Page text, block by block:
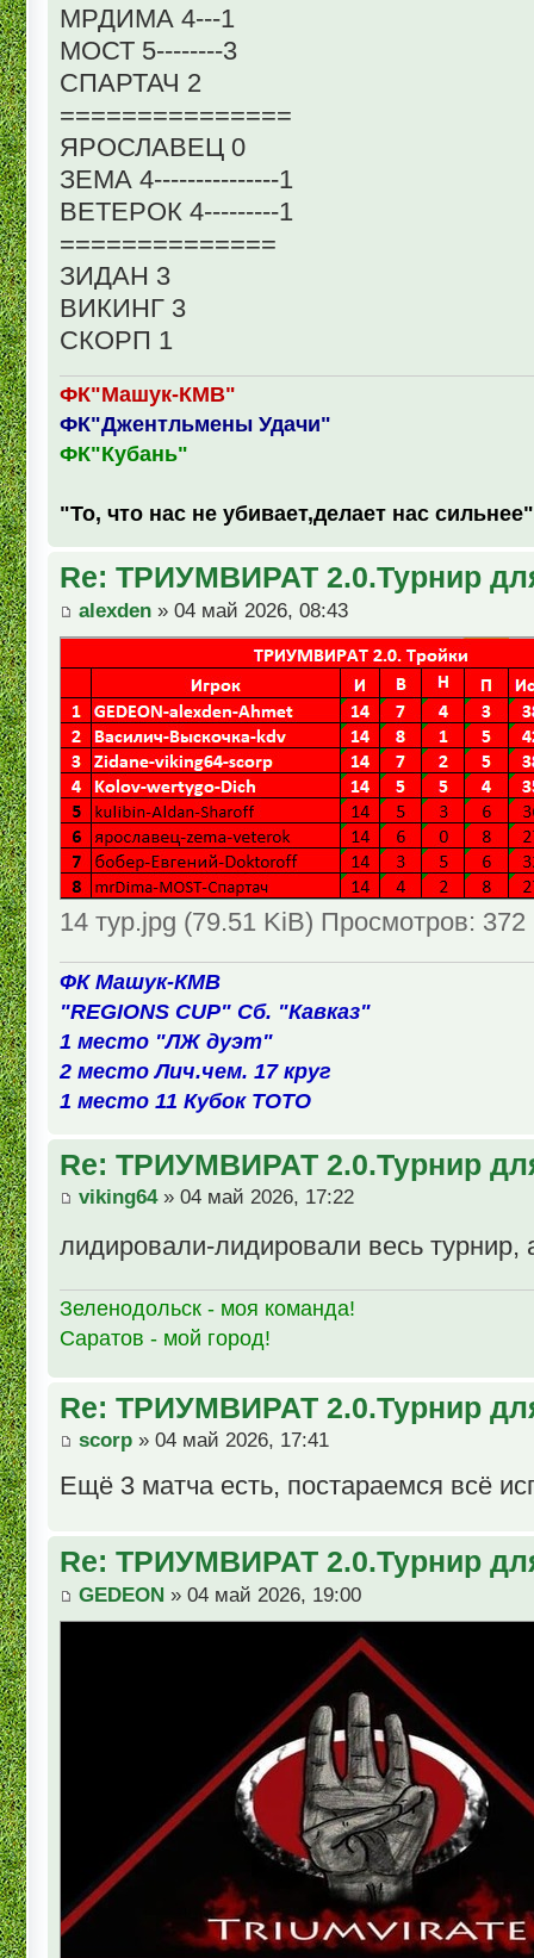
МРДИМА 4---1
МОСТ 5--------3
СПАРТАЧ 2
===============
ЯРОСЛАВЕЦ 0
ЗЕМА 4---------------1
ВЕТЕРОК 4---------1
==============
ЗИДАН 3
ВИКИНГ 3
СКОРП 1
ФК"Машук-КМВ"
ФК"Джентльмены Удачи"
ФК"Кубань"
"То, что нас не убивает,делает нас сильнее"
Re: ТРИУМВИРАТ 2.0.Турнир
alexden » 04 май 2026, 08:43
14 тур.jpg (79.51 KiB) Просмотров: 372
ФК Машук-КМВ
"REGIONS CUP" Сб. "Кавказ"
1 место "ЛЖ дуэт"
2 место Лич.чем. 17 круг
1 место 11 Кубок ТОТО
Re: ТРИУМВИРАТ 2.0.Турнир
viking64» 04 май 2026, 17:22
лидировали-лидировали весь турнир,
Зеленодольск - моя команда!
Саратов - мой город!
Re: ТРИУМВИРАТ 2.0.Турнир
scorp » 04 май 2026, 17:41
Ещё 3 матча есть, постараемся всё
Re: ТРИУМВИРАТ 2.0.Турнир
GEDEON » 04 май 2026, 19:00